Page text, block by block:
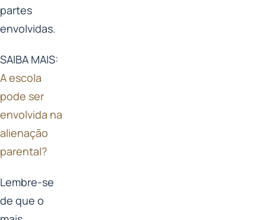
partes
envolvidas.
SAIBA MAIS:
A escola
pode ser
envolvida na
alienação
parental?
Lembre-se
de que o